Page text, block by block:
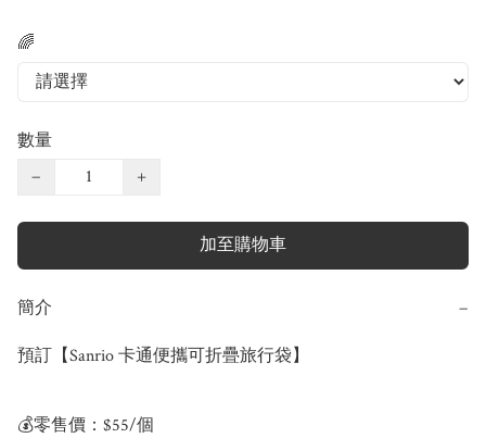
🌈
數量
−
+
加至購物車
簡介 −
預訂【Sanrio 卡通便攜可折疊旅行袋】
💰零售價：$55/個